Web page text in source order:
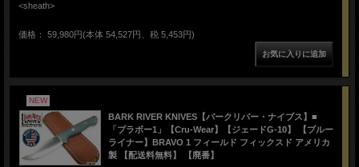
<sheath>
価格： 59,980円(本体 54,527円、税 5,453円)
NEW
BARK RIVER KNIVES【バークリバー・ナイブス】■
「ブラボー1」【Cru-Wear】【ジェードG-10】 【ブルー
ライナー】BRAVO 1 フィールド フィックスド アメリカ
製 【配送料無料】 【廃番】